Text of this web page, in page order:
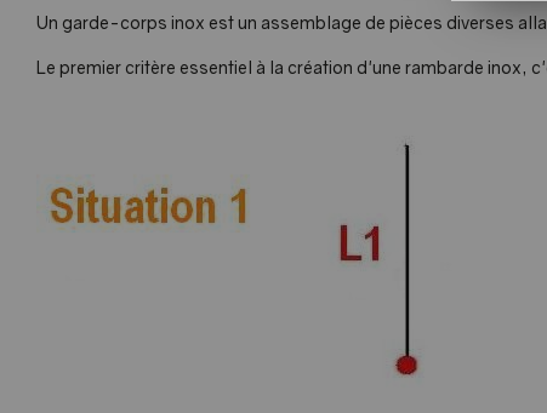
Un garde-corps inox est un assemblage de pièces diverses
Le premier critère essentiel à la création d'une rambarde